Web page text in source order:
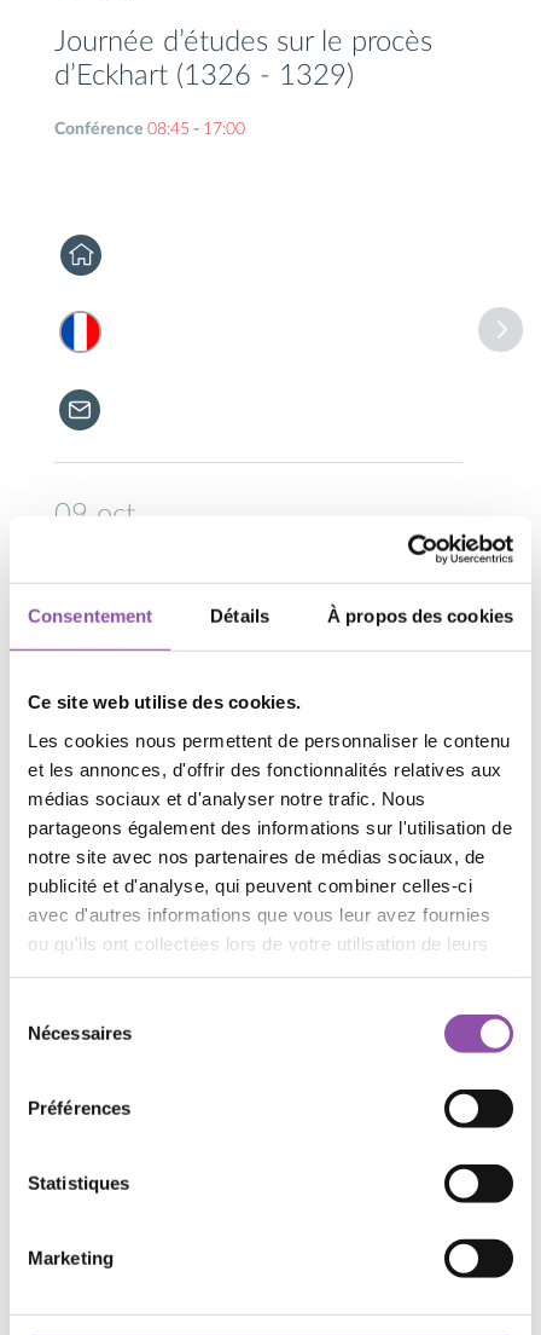
Consentement Détails À propos des cookies
Ce site web utilise des cookies.
Les cookies nous permettent de personnaliser le contenu
et les annonces, d'offrir des fonctionnalités relatives aux
médias sociaux et d'analyser notre trafic. Nous
partageons également des informations sur l'utilisation de
notre site avec nos partenaires de médias sociaux, de
publicité et d'analyse, qui peuvent combiner celles-ci
avec d'autres informations que vous leur avez fournies
ou qu'ils ont collectées lors de votre utilisation de leurs
Nécessaires
Préférences
Statistiques
Marketing
Journée d’études sur le procès
d’Eckhart (1326 - 1329)
Conférence 08:45 - 17:00
09 oct
l’Homme créa Dieu
06nov
Mark reloaded